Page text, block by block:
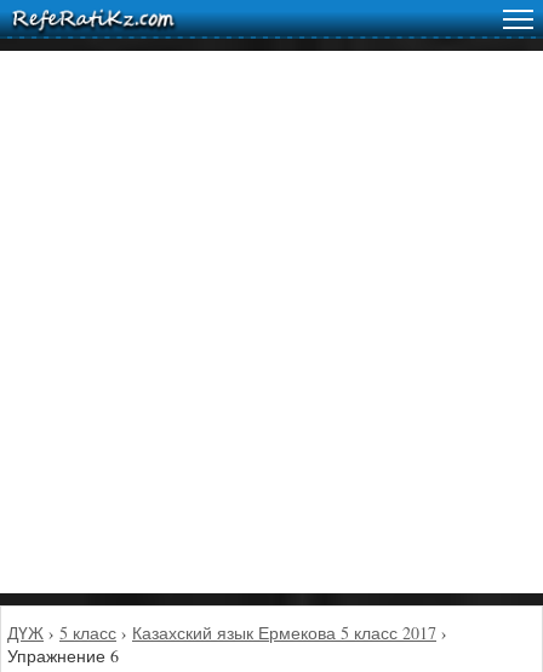
ДҮЖ › 5 класс › Казахский язык Ермекова 5 класс 2017 ›
Упражнение 6